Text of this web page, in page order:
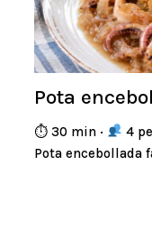
Pota
⏱ 30 min · 4
Pota encebollada